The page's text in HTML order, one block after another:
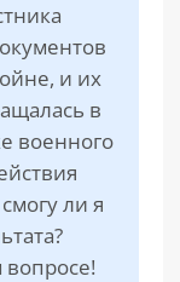
и их
в
военного
ли я